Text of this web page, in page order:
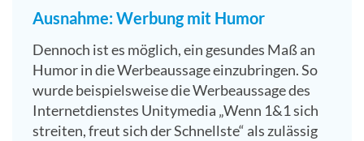
Ausnahme: Werbung mit Humor
Dennoch ist es möglich, ein gesundes Maß an
Humor in die Werbeaussage einzubringen. So
wurde beispielsweise die Werbeaussage des
Internetdienstes Unitymedia „Wenn 1&1 sich
streiten, freut sich der Schnellste“ als zulässig